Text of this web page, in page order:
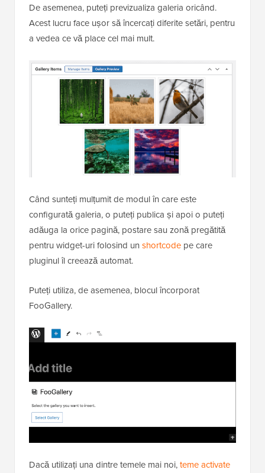
De asemenea, puteți previzualiza galeria oricând.
Acest lucru face ușor să încercați diferite setări, pentru
a vedea ce vă place cel mai mult.
Când sunteți mulțumit de modul în care este
configurată galeria, o puteți publica și apoi o puteți
adăuga la orice pagină, postare sau zonă pregătită
pentru widget-uri folosind un shortcode pe care
pluginul îl creează automat.
Puteți utiliza, de asemenea, blocul încorporat
FooGallery.
Dacă utilizați una dintre temele mai noi,teme activate